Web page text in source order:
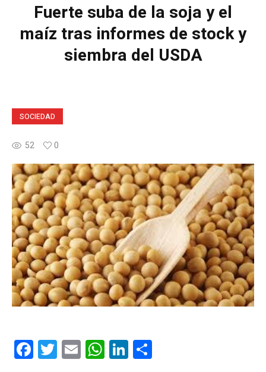
Fuerte suba de la soja y el
maíz tras informes de stock y
siembra del USDA
SOCIEDAD
52 0
FacebookTwitterEmail WhatsAppLinkedIn